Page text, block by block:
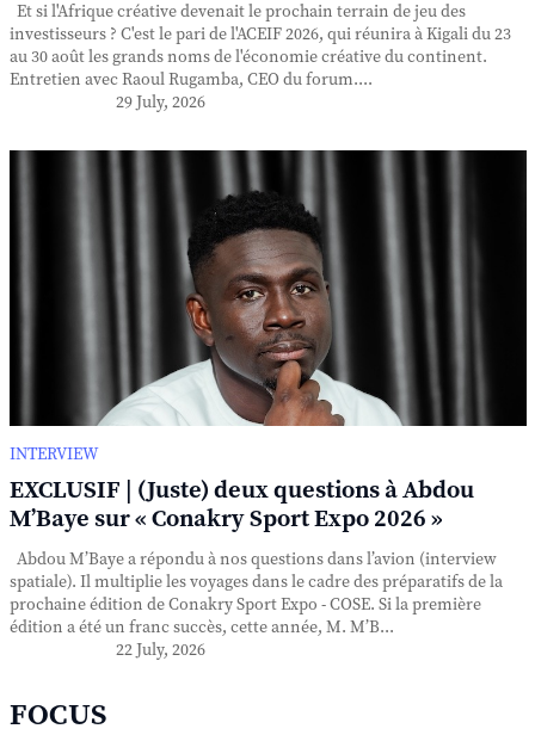
Et si l'Afrique créative devenait le prochain terrain de jeu des
investisseurs ? C'est le pari de l'ACEIF 2026, qui réunira à Kigali du 23
au 30 août les grands noms de l'économie créative du continent.
Entretien avec Raoul Rugamba, CEO du forum....
29 July, 2026
INTERVIEW
EXCLUSIF | (Juste) deux questions à Abdou
M’Baye sur « Conakry Sport Expo 2026 »
Abdou M’Baye a répondu à nos questions dans l’avion (interview
spatiale). Il multiplie les voyages dans le cadre des préparatifs de la
prochaine édition de Conakry Sport Expo - COSE. Si la première
édition a été un franc succès, cette année, M. M’B...
22 July, 2026
FOCUS